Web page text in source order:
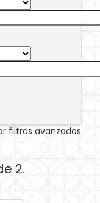
filtros avanzados
2.